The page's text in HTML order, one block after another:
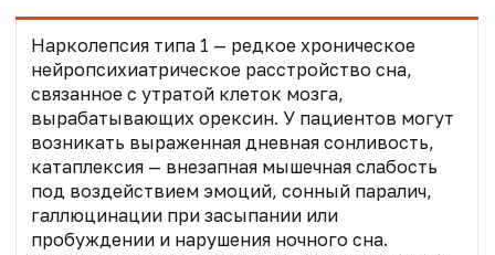
Нарколепсия типа 1 — редкое хроническое
нейропсихиатрическое расстройство сна,
связанное с утратой клеток мозга,
вырабатывающих орексин. У пациентов могут
возникать выраженная дневная сонливость,
катаплексия — внезапная мышечная слабость
под воздействием эмоций, сонный паралич,
галлюцинации при засыпании или
пробуждении и нарушения ночного сна.